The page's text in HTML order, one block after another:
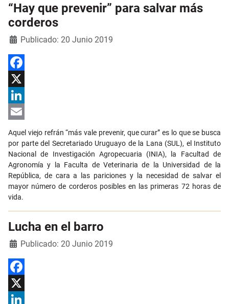
“Hay que prevenir” para salvar más
corderos
Detalles
Publicado: 20 Junio 2019
Facebook
X
LinkedIn
Email
Aquel viejo refrán “más vale prevenir, que curar” es lo que se busca
por parte del Secretariado Uruguayo de la Lana (SUL), el Instituto
Nacional de Investigación Agropecuaria (INIA), la Facultad de
Agronomía y la Faculta de Veterinaria de la Universidad de la
República, de cara a las pariciones y la necesidad de salvar el
mayor número de corderos posibles en las primeras 72 horas de
vida.
Lucha en el barro
Detalles
Publicado: 20 Junio 2019
Facebook
X